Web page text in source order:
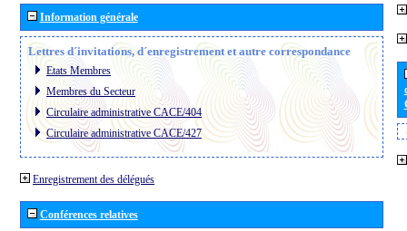
Information générale
Lettres d´invitations, d´enregistrement et autre correspondance
Etats Membres
Membres du Secteur
Circulaire administrative CACE/404
Circulaire administrative CACE/427
Enregistrement des délégués
Conférences relatives